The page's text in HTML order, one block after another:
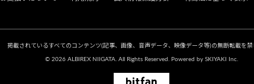
掲載されているすべてのコンテンツ(記事、画像、音声データ、映像データ等)の無断転載を禁
© 2026 ALBIREX NIIGATA. All Rights Reserved. Powered by SKIYAKI Inc.